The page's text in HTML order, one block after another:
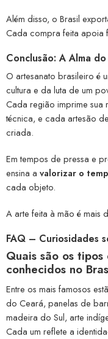
Além disso, o Brasil
Cada compra feita apoia
Conclusão: A Alma
O artesanato brasileiro é
cultura e da luta de um
Cada região imprime sua
técnica, e cada artesão
criada.
Em tempos de pressa e
ensina a valorizar o
cada objeto.
A arte feita à mão é mais
FAQ – Curiosidades
Quais são os
conhecidos no
Entre os mais famosos
do Ceará, panelas de
madeira do Sul, arte
Cada um reflete a